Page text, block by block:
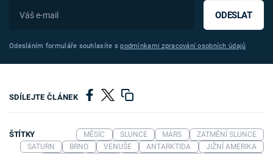
ODESLAT
Odesláním formuláře souhlasíte spodmínkami zpracování osobních údajů
SDÍLEJTE ČLÁNEK
ŠTÍTKY MĚSÍC SLUNCE MARS
ZATMĚNÍ SLUNCE
SATURN
BRNO VENUŠE ANTARKTIDA JIŽNÍ AMERIKA